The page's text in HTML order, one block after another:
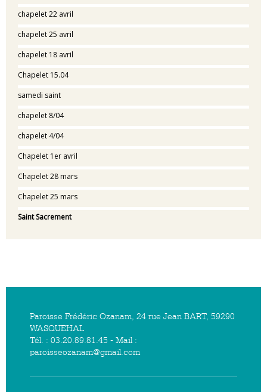
chapelet 22 avril
chapelet 25 avril
chapelet 18 avril
Chapelet 15.04
samedi saint
chapelet 8/04
chapelet 4/04
Chapelet 1er avril
Chapelet 28 mars
Chapelet 25 mars
Saint Sacrement
Paroisse Frédéric Ozanam, 24 rue Jean BART, 59290
WASQUEHAL
Tél. : 03.20.89.81.45 - Mail :
paroisseozanam@gmail.com